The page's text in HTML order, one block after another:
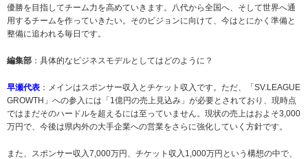
優勝を目指してチーム力を高めていきます。八代から全国へ、そして世界へ通
用するチームを作っていきたい。そのビジョンに向けて、今はとにかく準備と
整備に追われる毎日です。
編集部 ：具体的なビジネスモデルとしてはどのように？
早瀬代表 ：メインはスポンサー収入とチケット収入です。ただ、「SV.LEAGUE
GROWTH」への参入には「1億円の売上見込み」が必要とされており、現時点
ではまだそのハードルを超えるには至っていません。現状の売上はおよそ3,000
万円で、今後は県内外の大手企業への営業をさらに強化していく方針です。
また、スポンサー収入7,000万円、チケット収入1,000万円という構想の中で、